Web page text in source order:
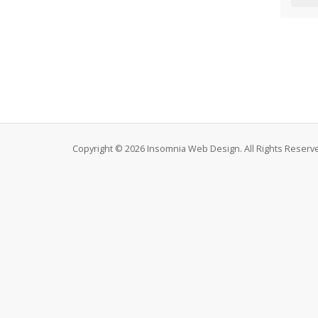
Copyright © 2026 Insomnia Web Design. All Rights